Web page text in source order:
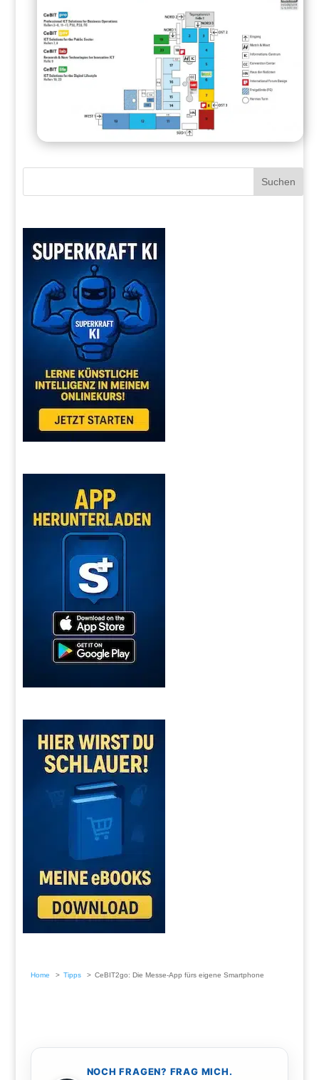
Home Tipps CeBIT2go: Die Messe-App fürs eigene Smartphone
NOCH FRAGEN? FRAG MICH.